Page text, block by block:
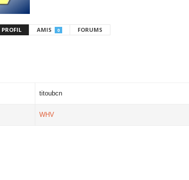
PROFIL AMIS 0 FORUMS
titoubcn
WHV